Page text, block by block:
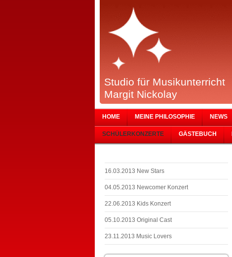
Studio für Musikunterricht
Margit Nickolay
HOME MEINE PHILOSOPHIE NEWS
SCHÜLERKONZERTE GÄSTEBUCH
16.03.2013 New Stars
04.05.2013 Newcomer Konzert
22.06.2013 Kids Konzert
05.10.2013 Original Cast
23.11.2013 Music Lovers